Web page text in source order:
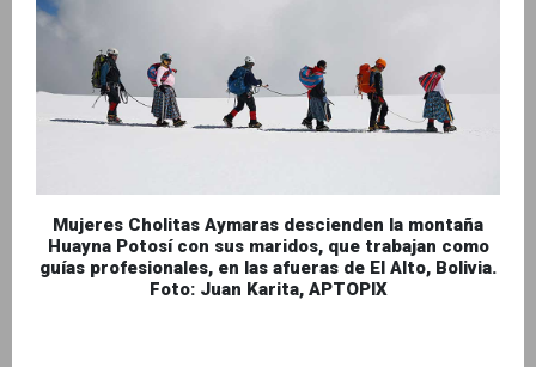
Mujeres Cholitas Aymaras descienden la montaña
Huayna Potosí con sus maridos, que trabajan como
guías profesionales, en las afueras de El Alto, Bolivia.
Foto: Juan Karita, APTOPIX